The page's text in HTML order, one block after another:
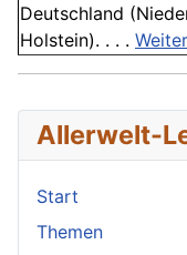
Deutschland
Holstein). . . .
Allerwelt-
Start
Themen